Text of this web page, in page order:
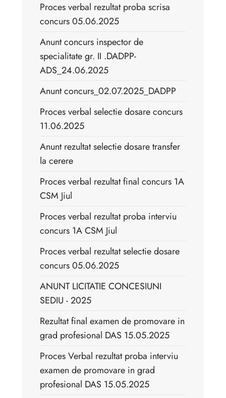
Proces verbal rezultat proba scrisa
concurs 05.06.2025
Anunt concurs inspector de
specialitate gr. II .DADPP-
ADS_24.06.2025
Anunt concurs_02.07.2025_DADPP
Proces verbal selectie dosare concurs
11.06.2025
Anunt rezultat selectie dosare transfer
la cerere
Proces verbal rezultat final concurs 1A
CSM Jiul
Proces verbal rezultat proba interviu
concurs 1A CSM Jiul
Proces verbal rezultat selectie dosare
concurs 05.06.2025
ANUNT LICITATIE CONCESIUNI
SEDIU - 2025
Rezultat final examen de promovare in
grad profesional DAS 15.05.2025
Proces Verbal rezultat proba interviu
examen de promovare in grad
profesional DAS 15.05.2025